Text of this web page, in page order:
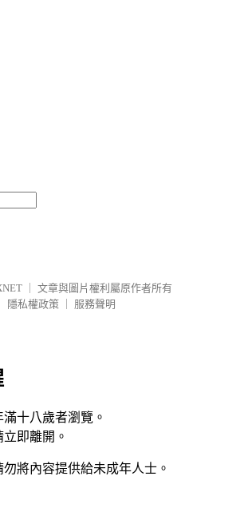
文章與圖片權利屬原作者所有
隱私權政策
服務聲明
十八歲者瀏覽。
即離開。
將內容提供給未成年人士。